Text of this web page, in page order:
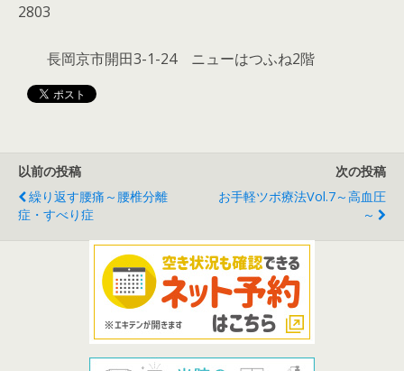
2803
長岡京市開田3-1-24 ニューはつふね2階
以前の投稿
繰り返す腰痛～腰椎分離
症・すべり症
次の投稿
お手軽ツボ療法vol.7～高血圧
～